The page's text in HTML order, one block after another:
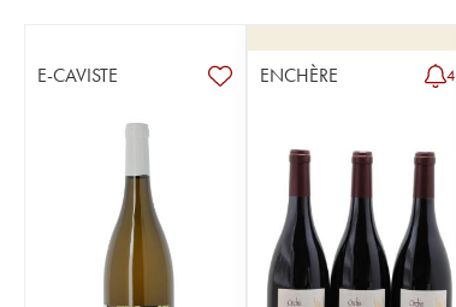
E-CAVISTE ENCHÈRE 4